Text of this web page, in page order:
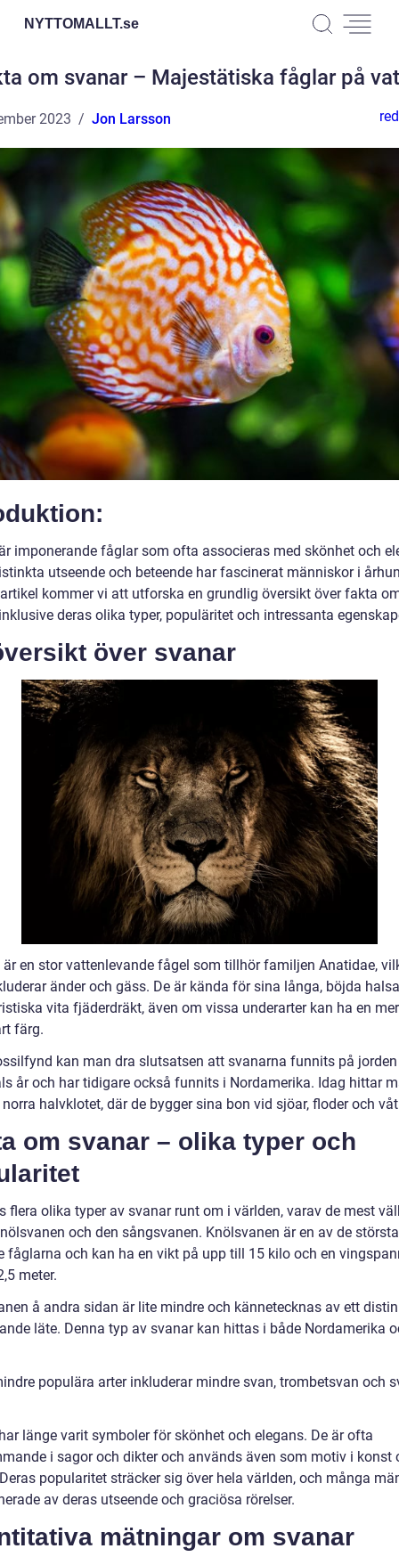
NYTTOMALLT.se
om svanar – Majestätiska fåglar på
2023 Jon Larsson
imponerande fåglar som ofta associeras med skönhet och
utseende och beteende har fascinerat människor i
kommer vi att utforska en grundlig översikt över fakta
deras olika typer, populäritet och intressanta
över svanar
är en stor vattenlevande fågel som tillhör familjen Anatidae,
änder och gäss. De är kända för sina långa, böjda
vita fjäderdräkt, även om vissa underarter kan ha en
färg.
kan man dra slutsatsen att svanarna funnits på
år och har tidigare också funnits i Nordamerika. Idag hittar
halvklotet, där de bygger sina bon vid sjöar, floder och
om svanar – olika typer och
flera olika typer av svanar runt om i världen, varav de mest
och den sångsvanen. Knölsvanen är en av de största
fåglarna och kan ha en vikt på upp till 15 kilo och en
meter.
å andra sidan är lite mindre och kännetecknas av ett
läte. Denna typ av svanar kan hittas i både Nordamerika
populära arter inkluderar mindre svan, trombetsvan och
länge varit symboler för skönhet och elegans. De är ofta
i sagor och dikter och används även som motiv i konst
popularitet sträcker sig över hela världen, och många
av deras utseende och graciösa rörelser.
mätningar om svanar